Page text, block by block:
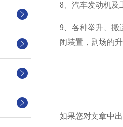
8、汽车发动机及
9、各种举升、搬
闭装置，剧场的
如果您对文章中